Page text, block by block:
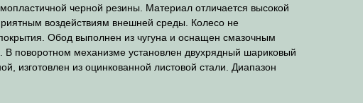
черной резины. Материал отличается высокой
воздействиям внешней среды. Колесо не
Обод выполнен из чугуна и оснащен смазочным
поворотном механизме установлен двухрядный шариковый
изготовлен из оцинкованной листовой стали. Диапазон